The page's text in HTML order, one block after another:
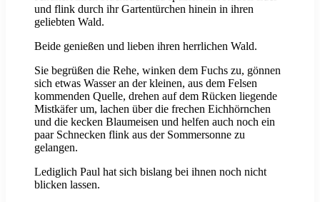
und flink durch ihr Gartentürchen hinein in ihren
geliebten Wald.
Beide genießen und lieben ihren herrlichen Wald.
Sie begrüßen die Rehe, winken dem Fuchs zu, gönnen
sich etwas Wasser an der kleinen, aus dem Felsen
kommenden Quelle, drehen auf dem Rücken liegende
Mistkäfer um, lachen über die frechen Eichhörnchen
und die kecken Blaumeisen und helfen auch noch ein
paar Schnecken flink aus der Sommersonne zu
gelangen.
Lediglich Paul hat sich bislang bei ihnen noch nicht
blicken lassen.